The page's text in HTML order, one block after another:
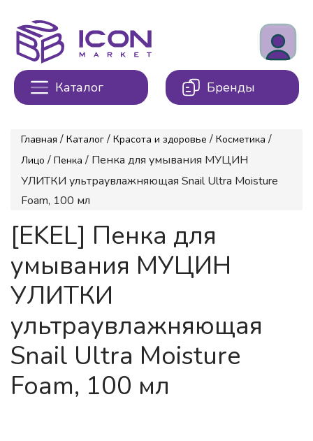
Каталог Бренды
Главная / Каталог / Красота и здоровье / Косметика /
Лицо / Пенка / Пенка для умывания МУЦИН
УЛИТКИ ультраувлажняющая Snail Ultra Moisture
Foam, 100 мл
[EKEL] Пенка для
умывания МУЦИН
УЛИТКИ
ультраувлажняющая
Snail Ultra Moisture
Foam, 100 мл